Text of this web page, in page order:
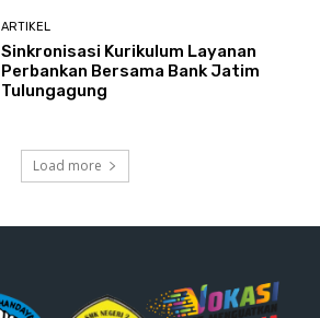
ARTIKEL
Sinkronisasi Kurikulum Layanan
Perbankan Bersama Bank Jatim
Tulungagung
Load more